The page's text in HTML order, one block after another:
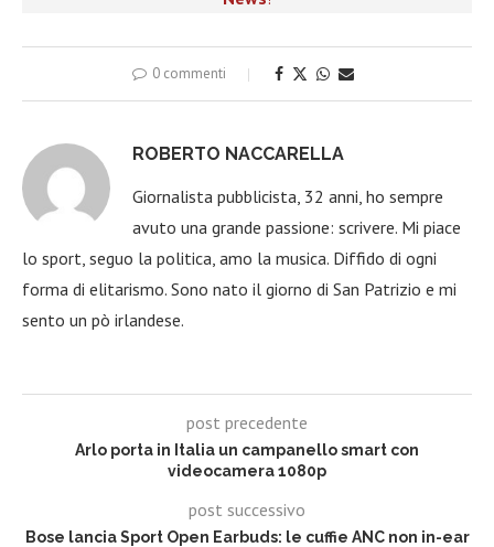
0 commenti
ROBERTO NACCARELLA
Giornalista pubblicista, 32 anni, ho sempre
avuto una grande passione: scrivere. Mi piace
lo sport, seguo la politica, amo la musica. Diffido di ogni
forma di elitarismo. Sono nato il giorno di San Patrizio e mi
sento un pò irlandese.
post precedente
Arlo porta in Italia un campanello smart con
videocamera 1080p
post successivo
Bose lancia Sport Open Earbuds: le cuffie ANC non in-ear